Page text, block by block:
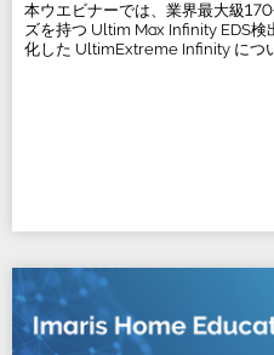
本ウエビナーでは、業界最大級
ズを持つ Ultim Max Infinity EDS
化した UltimExtreme Infinity につ